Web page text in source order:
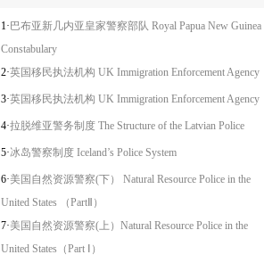
1· 巴布亚新几内亚皇家警察部队 Royal Papua New Guinea
Constabulary
2·英国移民执法机构 UK Immigration Enforcement Agency
3·英国移民执法机构 UK Immigration Enforcement Agency
4·拉脱维亚警务制度 The Structure of the Latvian Police
5·冰岛警察制度 Iceland’s Police System
6·美国自然资源警察(下） Natural Resource Police in the
United States （PartⅡ）
7·美国自然资源警察(上）Natural Resource Police in the
United States（Part Ⅰ）